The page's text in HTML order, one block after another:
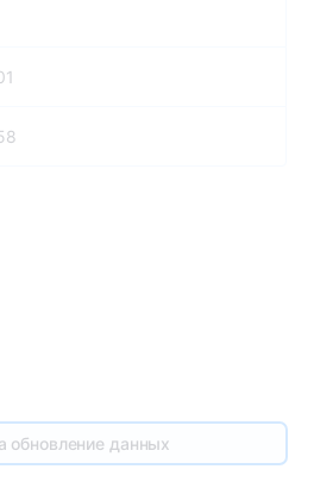
обновление данных
59